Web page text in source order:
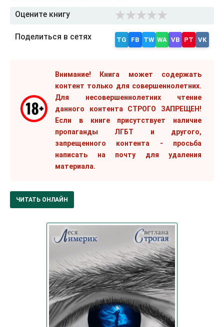
Оцените книгу
Поделиться в сетях TG FB TW WA VB PT VK
Внимание! Книга может содержать
контент только для совершеннолетних.
Для несовершеннолетних чтение
данного контента СТРОГО ЗАПРЕЩЕН!
Если в книге присутствует наличие
пропаганды ЛГБТ и другого,
запрещенного контента - просьба
написать на почту для удаления
материала.
ЧИТАТЬ ОНЛАЙН